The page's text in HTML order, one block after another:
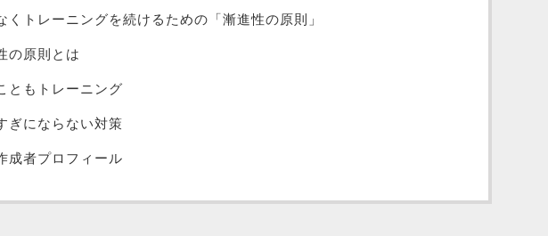
くトレーニングを続けるための「漸進性の原則」
の原則とは
ともトレーニング
ぎにならない対策
成者プロフィール